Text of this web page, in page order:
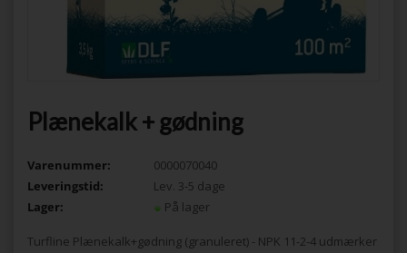
Plænekalk + gødning
Varenummer:
0000070040
Leveringstid:
Lev. 3-5 dage
Lager:
På lager
Turfline Plænekalk+gødning (granuleret) - NPK 11-2-4 udmærker